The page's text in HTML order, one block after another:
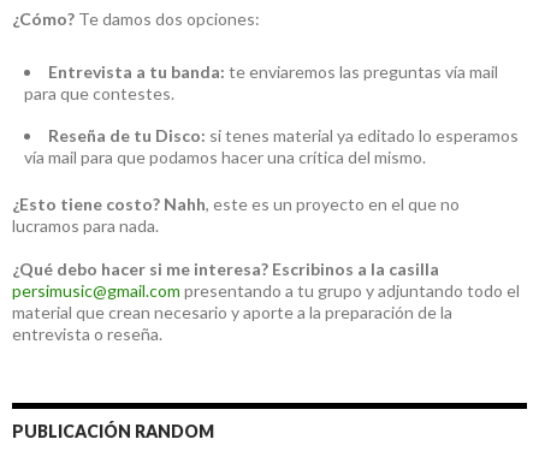
¿Cómo? Te damos dos opciones:
Entrevista a tu banda: te enviaremos las preguntas vía mail
para que contestes.
Reseña de tu Disco: si tenes material ya editado lo esperamos
vía mail para que podamos hacer una crítica del mismo.
¿Esto tiene costo? Nahh, este es un proyecto en el que no
lucramos para nada.
¿Qué debo hacer si me interesa? Escribinos a la casilla
persimusic@gmail.com presentando a tu grupo y adjuntando todo el
material que crean necesario y aporte a la preparación de la
entrevista o reseña.
PUBLICACIÓN RANDOM